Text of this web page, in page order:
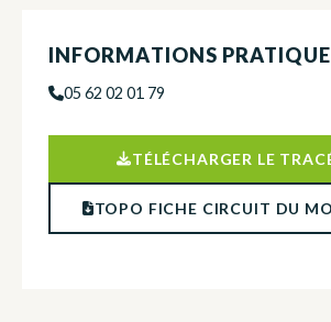
INFORMATIONS
05 62 02 01 79
TÉLÉCHARGER LE
TOPO FICHE CIRCUIT DU